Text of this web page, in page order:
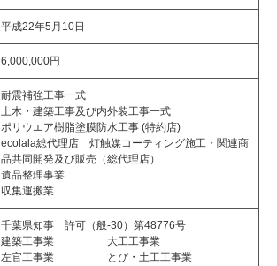
平成22年5月10日
6,000,000円
耐震補強工事一式
土木・建築工事及び内外装工事一式
ポリウエア樹脂塗膜防水工事 (特約店)
ecolala総代理店 灯触媒コーティング施工・関連商
品共同開発及び販売（総代理店）
遺品整理事業
収集運搬業
千葉県知事 許可（般-30）第48776号
建築工事業 大工工事業
左官工事業 とび・土工工事業